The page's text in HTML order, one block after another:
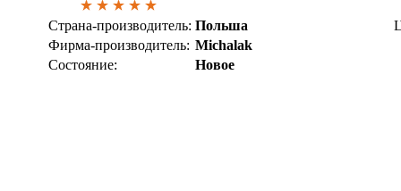
Страна-производитель: Польша
Фирма-производитель: Michalak
Состояние:
Новое